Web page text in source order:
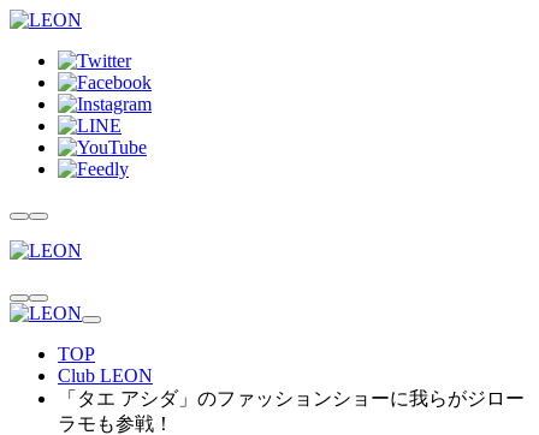
TOP
Club LEON
「タエ アシダ」のファッションショーに我らがジロー
ラモも参戦！